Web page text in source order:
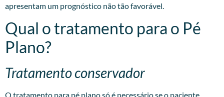
apresentam um prognóstico não tão favorável.
Qual o tratamento para o Pé
Plano?
Tratamento conservador
O tratamento para pé plano só é necessário se o paciente